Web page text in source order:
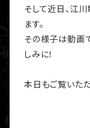
そして近日、江
ます。
その様子は動画
しみに！
本日もご覧いた